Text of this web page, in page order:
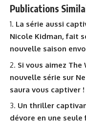
Publications
La série aussi
Nicole Kidman, fait
nouvelle saison
Si vous aimez
nouvelle série sur
saura vous captiver !
Un thriller
dévore en une seule